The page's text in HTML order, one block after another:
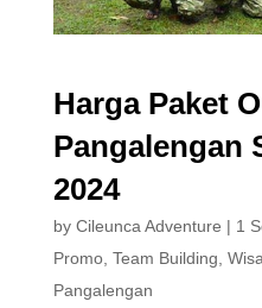
Harga Paket
Pangalengan
2024
by Cileunca Adventure | 1
Promo, Team Building
Pangalengan